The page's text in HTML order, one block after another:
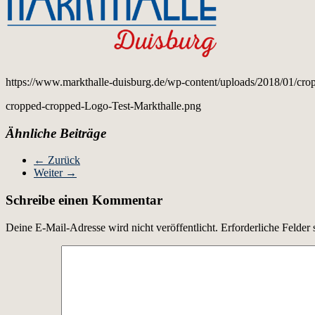
https://www.markthalle-duisburg.de/wp-content/uploads/2018/01/
cropped-cropped-Logo-Test-Markthalle.png
Ähnliche Beiträge
← Zurück
Weiter →
Schreibe einen Kommentar
Deine E-Mail-Adresse wird nicht veröffentlicht. Erforderliche Felder